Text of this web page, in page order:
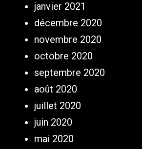
janvier 2021
décembre 2020
novembre 2020
octobre 2020
septembre 2020
août 2020
juillet 2020
juin 2020
mai 2020